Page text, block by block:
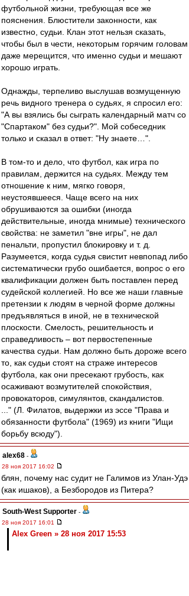
футбольной жизни, требующая все же
пояснения. Блюстители законности, как
известно, судьи. Клан этот нельзя сказать,
чтобы был в чести, некоторым горячим головам
даже мерещится, что именно судьи и мешают
хорошо играть.
Однажды, терпеливо выслушав возмущенную
речь видного тренера о судьях, я спросил его:
"А вы взялись бы сыграть календарный матч со
"Спартаком" без судьи?". Мой собеседник
только и сказал в ответ: "Ну знаете…".
В том-то и дело, что футбол, как игра по
правилам, держится на судьях. Между тем
отношение к ним, мягко говоря,
неустоявшееся. Чаще всего на них
обрушиваются за ошибки (иногда
действительные, иногда мнимые) технического
свойства: не заметил "вне игры", не дал
пенальти, пропустил блокировку и т. д.
Разумеется, когда судья свистит невпопад либо
систематически грубо ошибается, вопрос о его
квалификации должен быть поставлен перед
судейской коллегией. Но все же наши главные
претензии к людям в черной форме должны
предъявляться в иной, не в технической
плоскости. Смелость, решительность и
справедливость – вот первостепенные
качества судьи. Нам должно быть дороже всего
то, как судьи стоят на страже интересов
футбола, как они пресекают грубость, как
осаживают возмутителей спокойствия,
провокаторов, симулянтов, скандалистов.
..." (Л. Филатов, выдержки из эссе "Права и
обязанности футбола" (1969) из книги "Ищи
борьбу всюду").
alex68 -
28 ноя 2017 16:02
блян, почему нас судит не Галимов из Улан-Удэ
(как ишаков), а Безбородов из Питера?
South-West Supporter -
28 ноя 2017 16:01
Alex Green » 28 ноя 2017 15:53